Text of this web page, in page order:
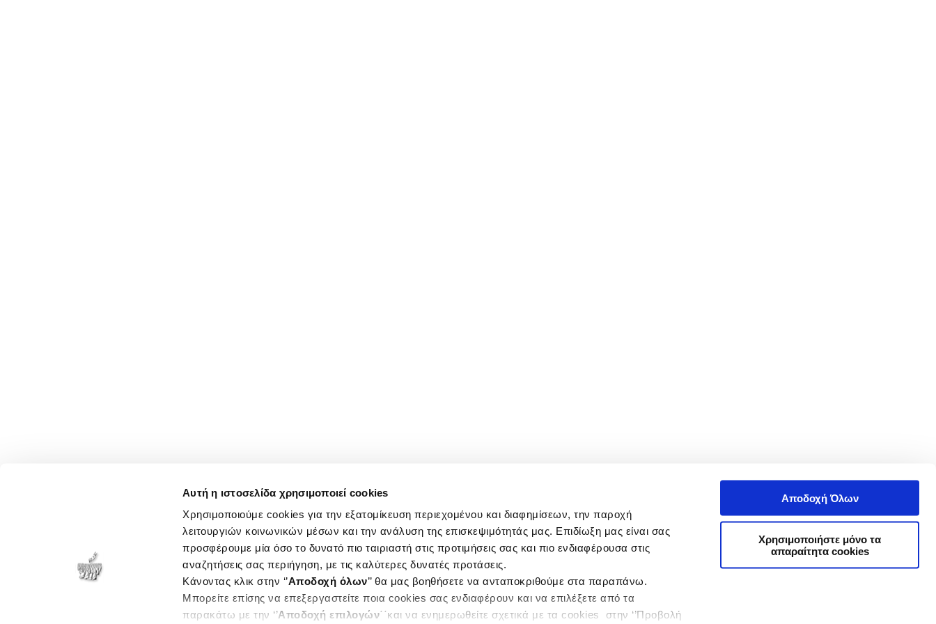
Αυτή η ιστοσελίδα χρησιμοποιεί cookies
Χρησιμοποιούμε cookies για την εξατομίκευση περιεχομένου και διαφημίσεων, την παροχή
λειτουργιών κοινωνικών μέσων και την ανάλυση της επισκεψιμότητάς μας. Επιδίωξη μας είναι σας
προσφέρουμε μία όσο το δυνατό πιο ταιριαστή στις προτιμήσεις σας και πιο ενδιαφέρουσα στις
αναζητήσεις σας περιήγηση, με τις καλύτερες δυνατές προτάσεις.
Κάνοντας κλικ στην ‘’Αποδοχή όλων’’ θα μας βοηθήσετε να ανταποκριθούμε στα παραπάνω.
Μπορείτε επίσης να επεξεργαστείτε ποια cookies σας ενδιαφέρουν και να επιλέξετε από τα
παρακάτω με την ‘’Αποδοχή επιλογών΄΄και να ενημερωθείτε σχετικά με τα cookies στην ‘’Προβολή
Αποδοχή Όλων
Χρησιμοποιήστε μόνο τα
απαραίτητα cookies